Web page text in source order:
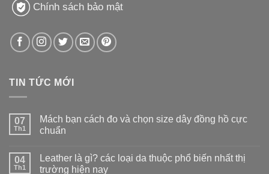
Chính sách bảo mật
TIN TỨC MỚI
07
Th1
Mách bạn cách đo và chọn size dây đồng hồ cực
chuẩn
04
Th1
Leather là gì? các loại da thuộc phổ biến nhất thị
trường hiện nay